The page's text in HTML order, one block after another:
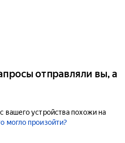
отправляли вы, а
вашего устройства похожи на
могло произойти?